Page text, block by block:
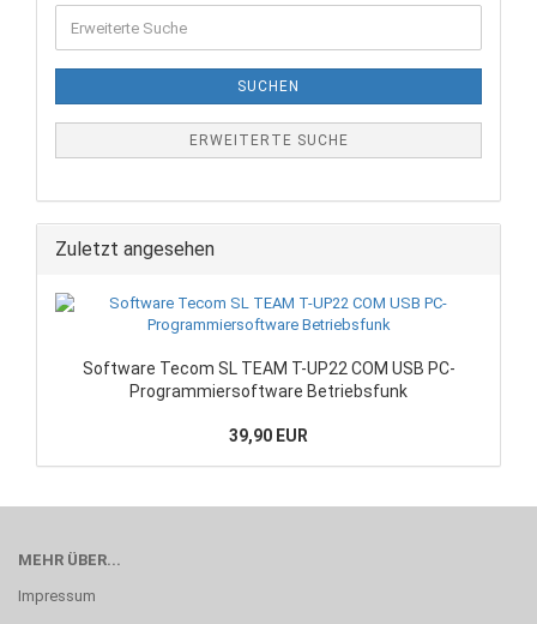
SUCHEN
ERWEITERTE SUCHE
Zuletzt angesehen
Software Tecom SL TEAM T-UP22 COM USB PC-
Programmiersoftware Betriebsfunk
39,90 EUR
MEHR ÜBER...
Impressum